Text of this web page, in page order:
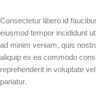
Consectetur libero id
eiusmod tempor incididunt
ad minim veniam, quis
aliquip ex ea commodo
reprehenderit in voluptate
pariatur.